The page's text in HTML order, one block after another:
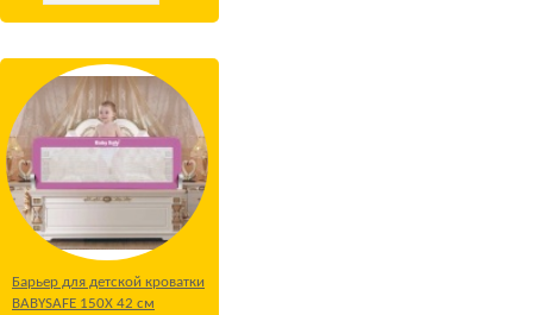
Барьер для детской кроватки
BABYSAFE 150Х 42 см